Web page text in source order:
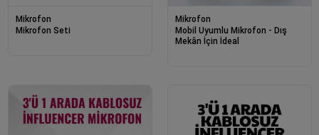
Mikrofon
Mikrofon Seti
Mikrofon
Mobil Uyumlu Mikrofon - Dış
Mekân İçin İdeal